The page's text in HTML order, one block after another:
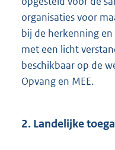
organisaties voor
bij de herkenning
met een licht
beschikbaar op de
Opvang en MEE.
2. Landelijke